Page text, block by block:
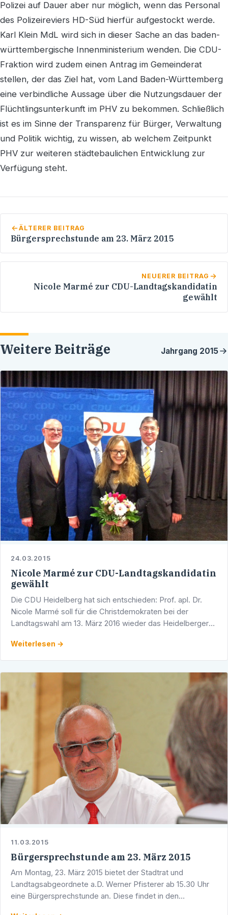
Polizei auf Dauer aber nur möglich, wenn das Personal
des Polizeireviers HD-Süd hierfür aufgestockt werde.
Karl Klein MdL wird sich in dieser Sache an das baden-
württembergische Innenministerium wenden. Die CDU-
Fraktion wird zudem einen Antrag im Gemeinderat
stellen, der das Ziel hat, vom Land Baden-Württemberg
eine verbindliche Aussage über die Nutzungsdauer der
Flüchtlingsunterkunft im PHV zu bekommen. Schließlich
ist es im Sinne der Transparenz für Bürger, Verwaltung
und Politik wichtig, zu wissen, ab welchem Zeitpunkt
PHV zur weiteren städtebaulichen Entwicklung zur
Verfügung steht.
ÄLTERER BEITRAG
Bürgersprechstunde am 23. März 2015
NEUERER BEITRAG
Nicole Marmé zur CDU-Landtagskandidatin
gewählt
Weitere Beiträge Jahrgang 2015
24.03.2015
Nicole Marmé zur CDU-Landtagskandidatin
gewählt
Die CDU Heidelberg hat sich entschieden: Prof. apl. Dr.
Nicole Marmé soll für die Christdemokraten bei der
Landtagswahl am 13. März 2016 wieder das Heidelberger
hat …
Weiterlesen →
11.03.2015
Bürgersprechstunde am 23. März 2015
Am Montag, 23. März 2015 bietet der Stadtrat und
Landtagsabgeordnete a.D. Werner Pfisterer ab 15.30 Uhr
eine Bürgersprechstunde an. Diese findet in den